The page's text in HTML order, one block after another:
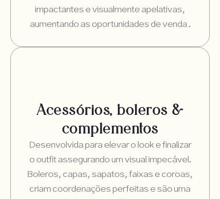
impactantes e visualmente apelativas,
aumentando as oportunidades de venda .
Acessórios, boleros &
complementos
Desenvolvida para elevar o look e finalizar
o outfit assegurando um visual impecável.
Boleros, capas, sapatos, faixas e coroas,
criam coordenações perfeitas e são uma